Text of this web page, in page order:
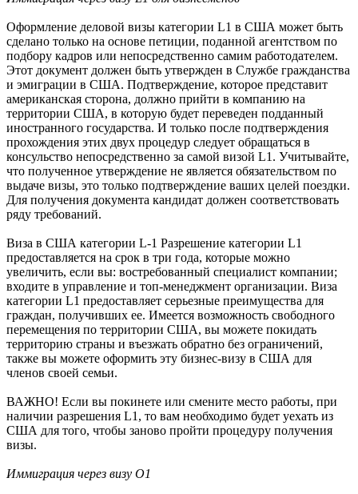
Оформление деловой визы категории L1 в США может быть
сделано только на основе петиции, поданной агентством по
подбору кадров или непосредственно самим работодателем.
Этот документ должен быть утвержден в Службе гражданства
и эмиграции в США. Подтверждение, которое представит
американская сторона, должно прийти в компанию на
территории США, в которую будет переведен подданный
иностранного государства. И только после подтверждения
прохождения этих двух процедур следует обращаться в
консульство непосредственно за самой визой L1. Учитывайте,
что полученное утверждение не является обязательством по
выдаче визы, это только подтверждение ваших целей поездки.
Для получения документа кандидат должен соответствовать
ряду требований.
Виза в США категории L-1 Разрешение категории L1
предоставляется на срок в три года, которые можно
увеличить, если вы: востребованный специалист компании;
входите в управление и топ-менеджмент организации. Виза
категории L1 предоставляет серьезные преимущества для
граждан, получивших ее. Имеется возможность свободного
перемещения по территории США, вы можете покидать
территорию страны и въезжать обратно без ограничений,
также вы можете оформить эту бизнес-визу в США для
членов своей семьи.
ВАЖНО! Если вы покинете или смените место работы, при
наличии разрешения L1, то вам необходимо будет уехать из
США для того, чтобы заново пройти процедуру получения
визы.
Иммиграция через визу О1